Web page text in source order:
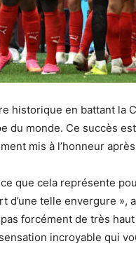
historique en battant la
du monde. Ce succès
mis à l’honneur
que cela représente
d’une telle envergure »,
forcément de très
incroyable qui